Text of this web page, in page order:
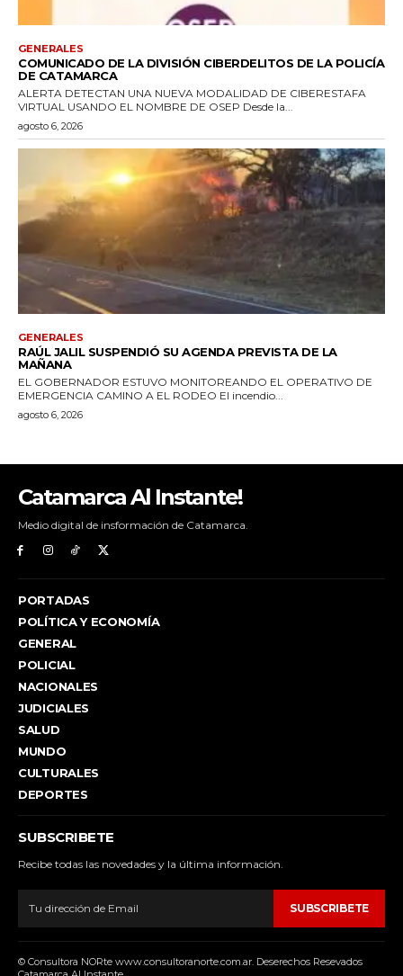
Catamarca Al Instante!
Medio digital de insformación de Catamarca.
PORTADAS
POLÍTICA Y ECONOMÍA
GENERAL
POLICIAL
NACIONALES
JUDICIALES
SALUD
MUNDO
CULTURALES
DEPORTES
SUBSCRIBETE
Recibe todas las novedades y la última información.
SUBSCRIBETE
© Consultora NORte www.consultoranorte.com.ar. Deserechos Resevados